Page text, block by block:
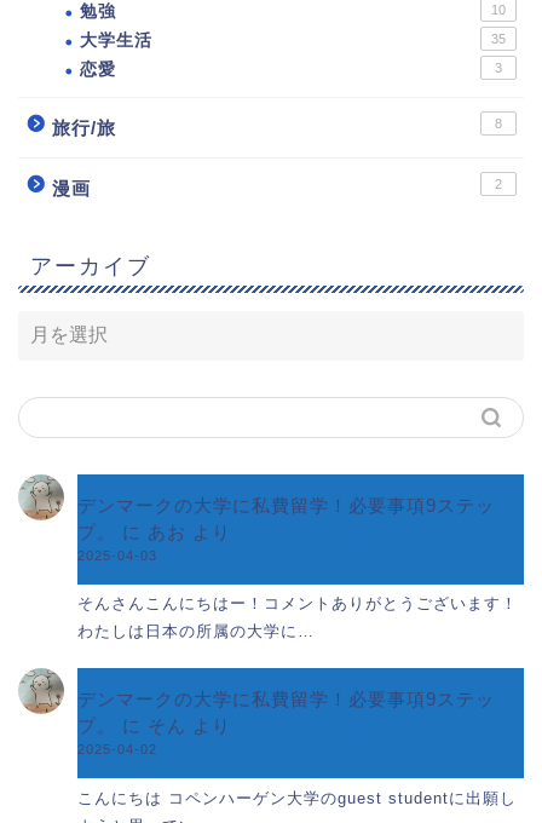
勉強 10
大学生活 35
恋愛 3
旅行/旅 8
漫画 2
アーカイブ
デンマークの大学に私費留学！必要事項9ステッ
プ。
に あお より
2025-04-03
そんさんこんにちはー！コメントありがとうございます！
わたしは日本の所属の大学に…
デンマークの大学に私費留学！必要事項9ステッ
プ。
に そん より
2025-04-02
こんにちは コペンハーゲン大学のguest studentに出願し